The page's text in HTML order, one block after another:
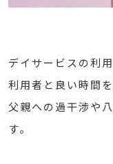
デイサービスの利
利用者と良い時間
父親への過干渉や
す。